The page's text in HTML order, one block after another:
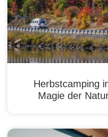
Herbstcamping
Magie der